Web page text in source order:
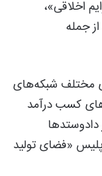
اخلاقی»،
جمله
مختلف شبکه‌های
کسب درآمد
«فضای تولید